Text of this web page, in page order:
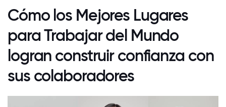
Cómo los Mejores Lugares
para Trabajar del Mundo
logran construir confianza con
sus colaboradores